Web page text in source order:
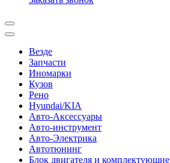
Везде
Запчасти
Иномарки
Кузов
Рено
Hyundai/KIA
Авто-Аксессуары
Авто-инструмент
Авто-Электрика
Автотюнинг
Блок двигателя и комплектующие